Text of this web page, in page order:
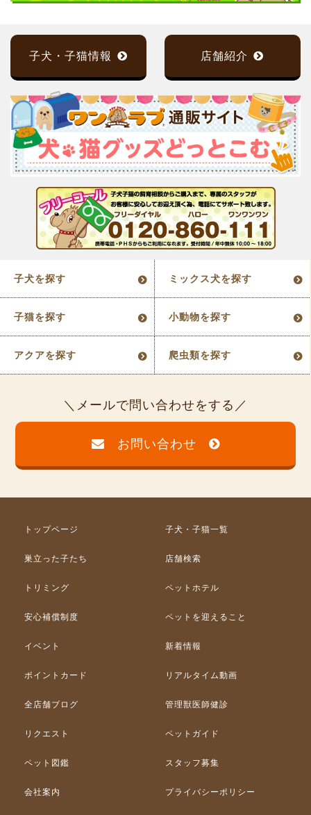
子犬・子猫情報 店舗紹介
子犬を探す ミックス犬を探す
子猫を探す 小動物を探す
アクアを探す 爬虫類を探す
メールで問い合わせをする
お問い合わせ
トップページ 子犬・子猫一覧
巣立った子たち 店舗検索
トリミング ペットホテル
安心補償制度 ペットを迎えること
イベント 新着情報
ポイントカード リアルタイム動画
全店舗ブログ 管理獣医師健診
リクエスト ペットガイド
ペット図鑑 スタッフ募集
会社案内 プライバシーポリシー